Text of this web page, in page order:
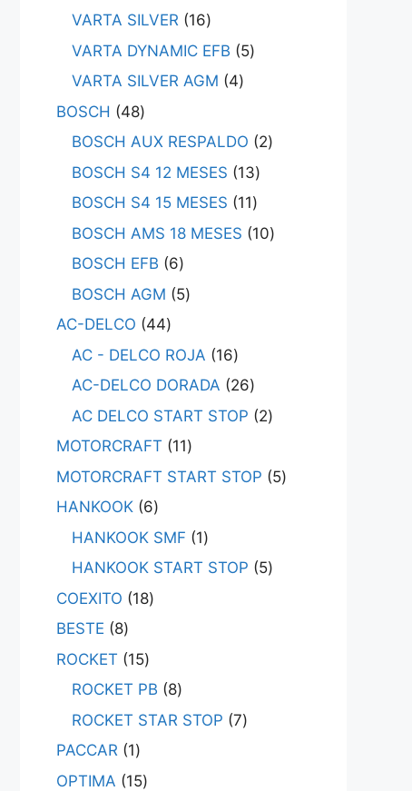
VARTA SILVER 16
VARTA DYNAMIC EFB
5
VARTA SILVER AGM
4
BOSCH
48
BOSCH AUX RESPALDO
2
BOSCH S4 12 MESES
13
BOSCH S4 15 MESES
11
BOSCH AMS 18 MESES
10
BOSCH EFB
6
BOSCH AGM
5
AC-DELCO
44
AC - DELCO ROJA
16
AC-DELCO DORADA
26
AC DELCO START STOP
2
MOTORCRAFT
11
MOTORCRAFT START STOP
5
HANKOOK 6
HANKOOK SMF
1
HANKOOK START STOP
5
COEXITO
18
BESTE
8
ROCKET
15
ROCKET PB
8
ROCKET STAR STOP 7
PACCAR 1
OPTIMA
15